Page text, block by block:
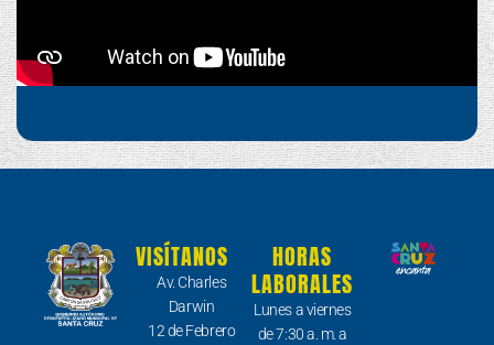
VISÍTANOS
Av. Charles
Darwin
12 de Febrero
HORAS
LABORALES
Lunes a viernes
de 7:30 a. m. a